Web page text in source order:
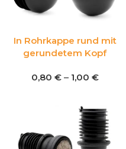
In Rohrkappe rund mit
gerundetem Kopf
0,80 € – 1,00 €